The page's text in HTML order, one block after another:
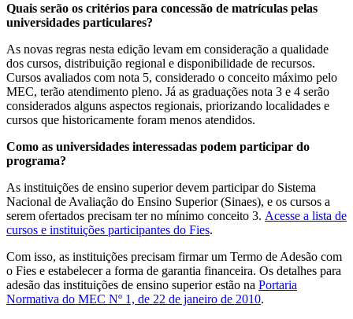
Quais serão os critérios para concessão de matrículas pelas
universidades particulares?
As novas regras nesta edição levam em consideração a qualidade
dos cursos, distribuição regional e disponibilidade de recursos.
Cursos avaliados com nota 5, considerado o conceito máximo pelo
MEC, terão atendimento pleno. Já as graduações nota 3 e 4 serão
considerados alguns aspectos regionais, priorizando localidades e
cursos que historicamente foram menos atendidos.
Como as universidades interessadas podem participar do
programa?
As instituições de ensino superior devem participar do Sistema
Nacional de Avaliação do Ensino Superior (Sinaes), e os cursos a
serem ofertados precisam ter no mínimo conceito 3. Acesse a lista de
cursos e instituições participantes do Fies.
Com isso, as instituições precisam firmar um Termo de Adesão com
o Fies e estabelecer a forma de garantia financeira. Os detalhes para
adesão das instituições de ensino superior estão na Portaria
Normativa do MEC Nº 1, de 22 de janeiro de 2010.